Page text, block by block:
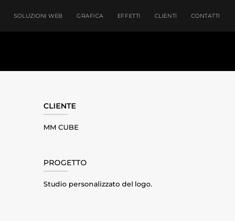
SOLUZIONI WEB GRAFICA EFFETTI CLIENTI CONTATTI
CLIENTE
MM CUBE
PROGETTO
Studio personalizzato del logo.